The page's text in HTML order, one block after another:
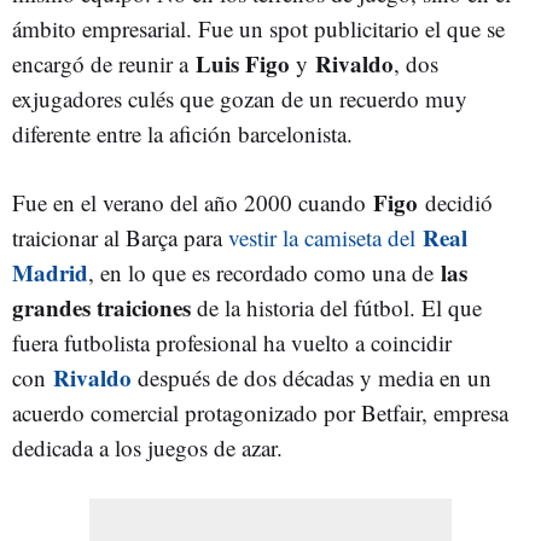
ámbito empresarial. Fue un spot publicitario el que se
encargó de reunir a Luis Figo y Rivaldo, dos
exjugadores culés que gozan de un recuerdo muy
diferente entre la afición barcelonista.
Fue en el verano del año 2000 cuando Figo decidió
traicionar al Barça paravestir la camiseta del Real
Madrid, en lo que es recordado como una de las
grandes traiciones de la historia del fútbol. El que
fuera futbolista profesional ha vuelto a coincidir
con Rivaldo después de dos décadas y media en un
acuerdo comercial protagonizado por Betfair, empresa
dedicada a los juegos de azar.